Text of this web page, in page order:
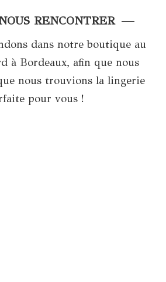
RENCONTRER —
dans notre boutique au
à Bordeaux, afin que nous
nous trouvions la lingerie
pour vous !